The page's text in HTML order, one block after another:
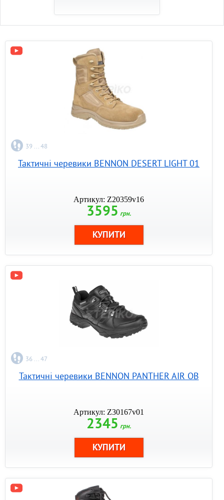
39 ... 48
Тактичні черевики BENNON DESERT LIGHT 01
Артикул: Z20359v16
3595 грн.
36 ... 47
Тактичні черевики BENNON PANTHER AIR OB
Артикул: Z30167v01
2345 грн.